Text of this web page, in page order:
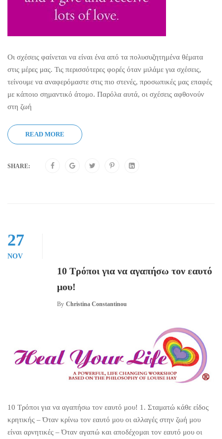
Οι σχέσεις φαίνεται να είναι ένα από τα πολυσυζητημένα θέματα
στις μέρες μας. Τις περισσότερες φορές όταν μιλάμε για σχέσεις,
τείνουμε να αναφερόμαστε στις πιο στενές, προσωπικές μας επαφές
με κάποιο σημαντικό άτομο. Παρόλα αυτά, οι σχέσεις αφθονούν
στη ζωή
READ MORE
SHARE:
27
NOV
10 Τρόποι για να αγαπήσω τον εαυτό
μου!
By Christina Constantinou
10 Τρόποι για να αγαπήσω τον εαυτό μου! 1. Σταματώ κάθε είδος
κρητικής – Όταν κρίνω τον εαυτό μου οι αλλαγές στην ζωή μου
είναι αρνητικές – Όταν αγαπώ και αποδέχομαι τον εαυτό μου οι